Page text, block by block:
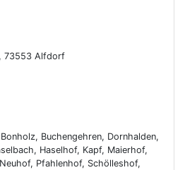
73553 Alfdorf
Buchengehren, Dornhalden,
Haselhof, Kapf, Maierhof,
Pfahlenhof, Schölleshof,